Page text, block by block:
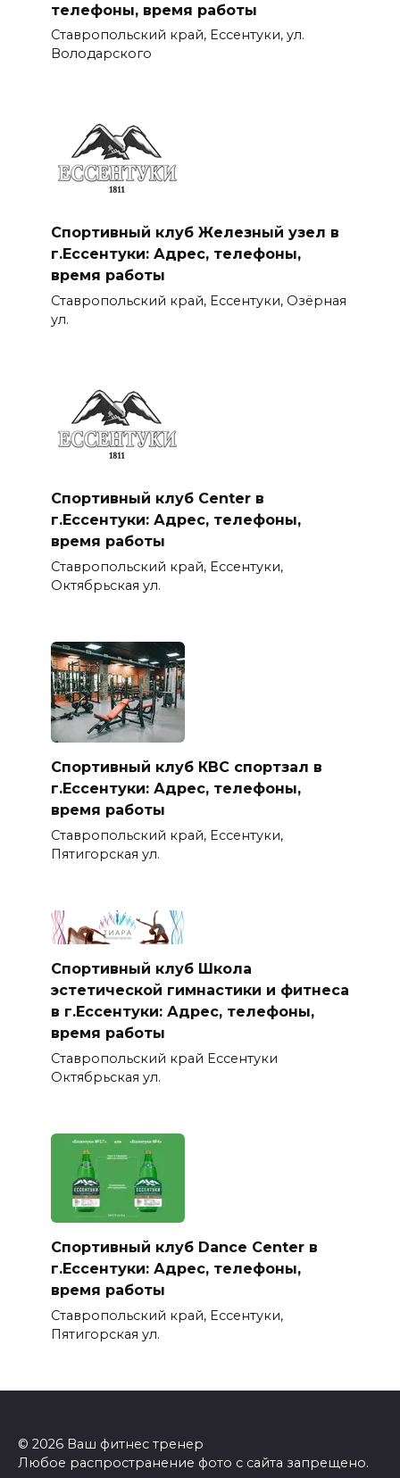
телефоны, время работы
Ставропольский край, Ессентуки, ул.
Володарского
Спортивный клуб Железный узел в
г.Ессентуки: Адрес, телефоны,
время работы
Ставропольский край, Ессентуки, Озёрная
ул.
Спортивный клуб Center в
г.Ессентуки: Адрес, телефоны,
время работы
Ставропольский край, Ессентуки,
Октябрьская ул.
Спортивный клуб КВС спортзал в
г.Ессентуки: Адрес, телефоны,
время работы
Ставропольский край, Ессентуки,
Пятигорская ул.
Спортивный клуб Школа
эстетической гимнастики и фитнеса
в г.Ессентуки: Адрес, телефоны,
время работы
Ставропольский край Ессентуки
Октябрьская ул.
Спортивный клуб Dance Center в
г.Ессентуки: Адрес, телефоны,
время работы
Ставропольский край, Ессентуки,
Пятигорская ул.
© 2026 Ваш фитнес тренер
Любое распространение фото с сайта запрещено.